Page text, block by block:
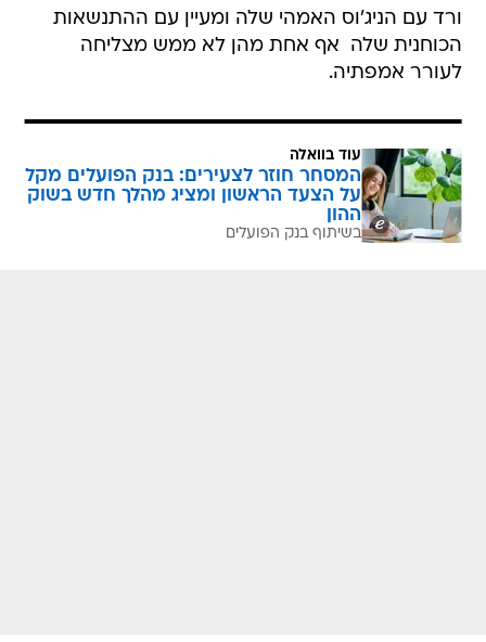
ורד עם הניג'וס האמהי שלה ומעיין עם ההתנשאות
הכוחנית שלה  אף אחת מהן לא ממש מצליחה
לעורר אמפתיה.
עוד בוואלה
המסחר חוזר לצעירים: בנק הפועלים מקל
על הצעד הראשון ומציג מהלך חדש בשוק
ההון
בשיתוף בנק הפועלים